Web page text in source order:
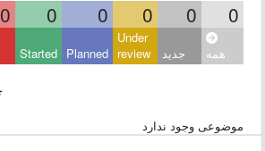
0
0
0
0
0
0
همه جدید
Under
review
Planned
Started
موضوعی وجود ندارد